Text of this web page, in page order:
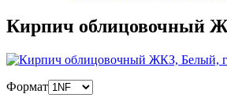
Кирпич облицовочный
Формат